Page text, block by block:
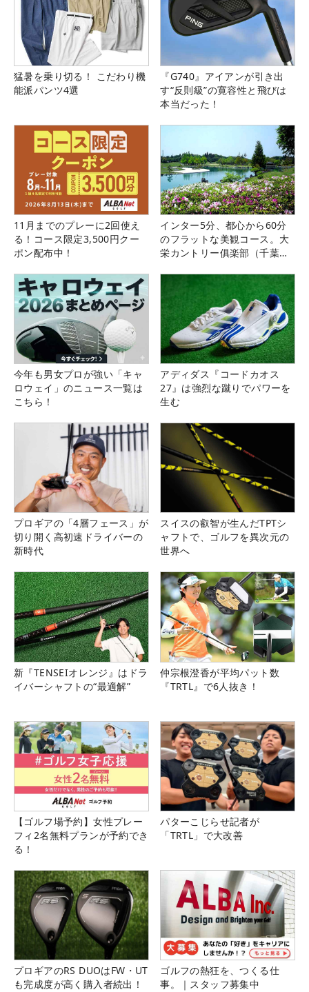
猛暑を乗り切る！ こだわり機
能派パンツ4選
『G740』アイアンが引き出
す“反則級”の寛容性と飛びは
本当だった！
11月までのプレーに2回使え
る！コース限定3,500円クー
ポン配布中！
インター5分、都心から60分
のフラットな美観コース。大
栄カントリー俱楽部（千葉
今年も男女プロが強い「キャ
ロウェイ」のニュース一覧は
こちら！
アディダス『コードカオス
27』は強烈な蹴りでパワーを
生む
プロギアの「4層フェース」が
切り開く高初速ドライバーの
新時代
スイスの叡智が生んだTPTシ
ャフトで、ゴルフを異次元の
世界へ
新『TENSEIオレンジ』はドラ
イバーシャフトの“最適解”
仲宗根澄香が平均パット数
『TRTL』で6人抜き！
【ゴルフ場予約】女性プレー
フィ2名無料プランが予約でき
る！
パターこじらせ記者が
「TRTL」で大改善
プロギアのRS DUOはFW・UT
も完成度が高く購入者続出！
ゴルフの熱狂を、つくる仕
事。｜スタッフ募集中